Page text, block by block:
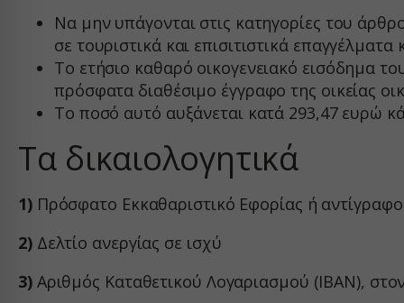
Να μην υπάγονται στις κατηγορίες του
σε τουριστικά και επισιτιστικά επαγγέλματα
Το ετήσιο καθαρό οικογενειακό εισόδημα
πρόσφατα διαθέσιμο έγγραφο της οικείας
Το ποσό αυτό αυξάνεται κατά 293,47 ευρώ
Τα δικαιολογητικά
1)Πρόσφατο Εκκαθαριστικό Εφορίας ή
2)Δελτίο ανεργίας σε ισχύ
3)Αριθμός Καταθετικού Λογαριασμού (ΙΒΑΝ),
wp-
_ga
_ga_*
Οι